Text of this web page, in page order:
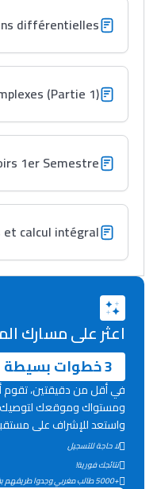
Maroc
التعليم
au Maroc
التعليم
Sujets
Interviews/Vidéos
دليل المهن
ما يزيد عن 149 مهنة
دليل التوجيه
التوجيه بالثانوي و
différentielles
(Partie 1)
1er Semestre
calcul intégral
اعثر على مسارك
3 خطوات بسيطة
في أقل من دقيقتين، تقوم
ومستواك وموقعك لتوصيك
واستعد للإشراف على
لا حاجة للتسجيل
نتائجك فورية!
+5000 طالب مغربي وجدوا طريقهم بفضل 9rayti.